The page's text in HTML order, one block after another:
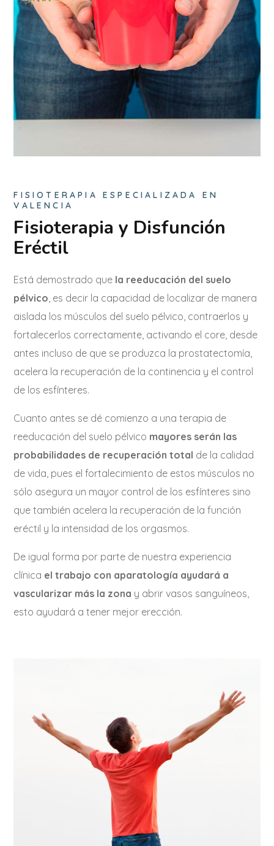
FISIOTERAPIA ESPECIALIZADA EN
VALENCIA
Fisioterapia y Disfunción
Eréctil
Está demostrado que la reeducación del suelo
pélvico , es decir la capacidad de localizar de manera
aislada los músculos del suelo pélvico, contraerlos y
fortalecerlos correctamente, activando el core, desde
antes incluso de que se produzca la prostatectomía,
acelera la recuperación de la continencia y el control
de los esfínteres.
Cuanto antes se dé comienzo a una terapia de
reeducación del suelo pélvico mayores serán las
probabilidades de recuperación total de la calidad
de vida, pues el fortalecimiento de estos músculos no
sólo asegura un mayor control de los esfínteres sino
que también acelera la recuperación de la función
eréctil y la intensidad de los orgasmos.
De igual forma por parte de nuestra experiencia
clínica el trabajo con aparatología ayudará a
vascularizar más la zona y abrir vasos sanguíneos,
esto ayudará a tener mejor erección.